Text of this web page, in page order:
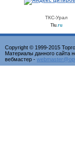
ТКС-Урал
Tiu.ru
Copyright © 1999-2015
Материалы данного сайта
вебмастер -